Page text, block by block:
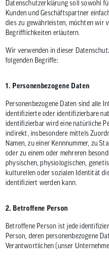
Datenschutzerklärung soll sowohl
Kunden und Geschäftspartner
dies zu gewährleisten, möchten wir
Begrifflichkeiten erläutern.
Wir verwenden in dieser
folgenden Begriffe:
1. Personenbezogene Daten
Personenbezogene Daten sind alle
identifizierte oder identifizierbare
identifizierbar wird eine natürliche
indirekt, insbesondere mittels
Namen, zu einer Kennnummer, zu
oder zu einem oder mehreren
physischen, physiologischen,
kulturellen oder sozialen Identität
identifiziert werden kann.
2. Betroffene Person
Betroffene Person ist jede
Person, deren personenbezogene
Verantwortlichen (unser